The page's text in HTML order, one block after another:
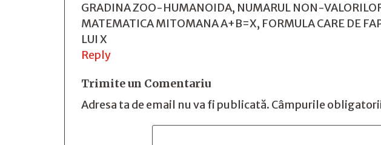
GRADINA ZOO-HUMANOIDA, NUMARUL NON-
MATEMATICA MITOMANA A+B=X, FORMULA CARE DE
LUI X
Reply
Trimite un Comentariu
Adresa ta de email nu va fi publicată. Câmpurile